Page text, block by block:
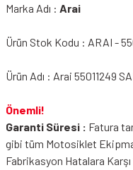
Marka Adı : Arai
Ürün Stok Kodu : ARAI -
Ürün Adı : Arai 55011249
Önemli!
Garanti Süresi : Fatura
gibi tüm Motosiklet
Fabrikasyon Hatalara Karşı